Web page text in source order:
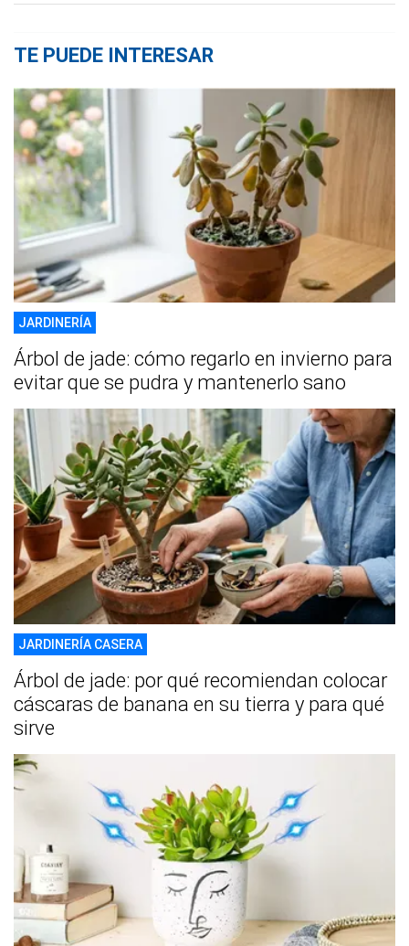
TE PUEDE INTERESAR
JARDINERÍA
Árbol de jade: cómo regarlo en invierno para
evitar que se pudra y mantenerlo sano
JARDINERÍA CASERA
Árbol de jade: por qué recomiendan colocar
cáscaras de banana en su tierra y para qué
sirve